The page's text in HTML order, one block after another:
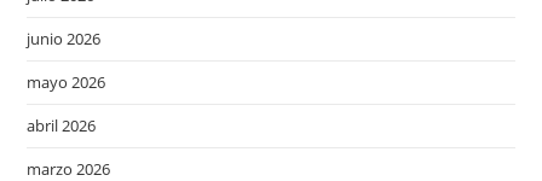
junio 2026
mayo 2026
abril 2026
marzo 2026